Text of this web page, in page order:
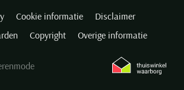
Cookie informatie
Disclaimer
Copyright Overige informatie